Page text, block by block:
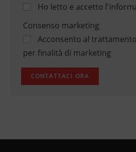
Ho letto e accetto
Consenso marketing
Acconsento al
per finalità di marketing